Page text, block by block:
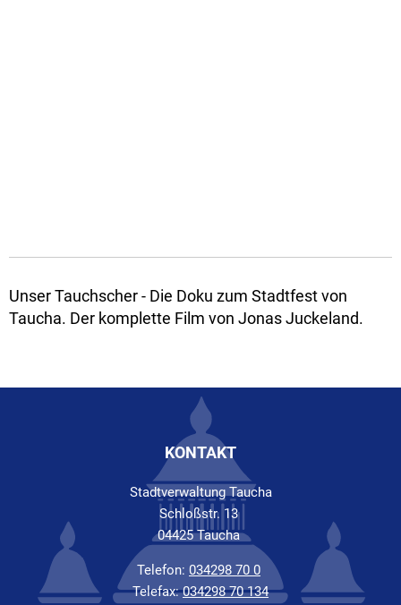
Unser Tauchscher - Die Doku zum Stadtfest von
Taucha. Der komplette Film von Jonas Juckeland.
KONTAKT
Stadtverwaltung Taucha
Schloßstr. 13
04425 Taucha
Telefon: 034298 70 0
Telefax:034298 70 134